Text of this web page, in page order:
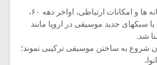
و امکانات ارتباطی، اواخر دهه ۶۰،
سبکهای جدید موسیقی در اروپا مانند
شروع به ساختن موسیقی ترکیبی نموند؛